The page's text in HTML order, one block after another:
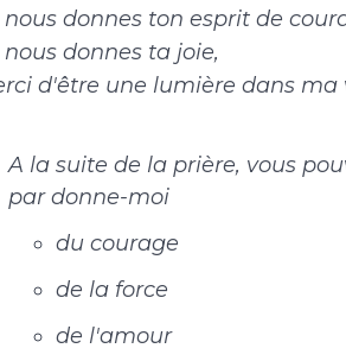
nous donnes ton esprit de
nous donnes ta joie,
d'être une lumière dans ma
A la suite de la prière, vous
par donne-moi
du courage
de la force
de l'amour